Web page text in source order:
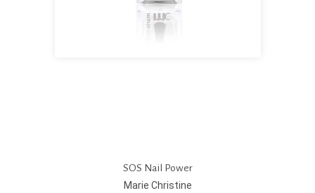
SOS Nail Power
Marie Christine